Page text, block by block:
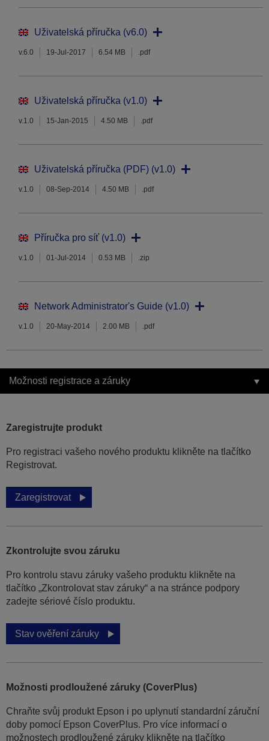
Uživatelská příručka (v6.0)
v.6.0 19-Jul-2017 6.54 MB .pdf
Uživatelská příručka (v1.0)
v.1.0 15-Jan-2015 4.50 MB .pdf
Uživatelská příručka (PDF) (v1.0)
v.1.0 08-Sep-2014 4.50 MB .pdf
Příručka pro síť (v1.0)
v.1.0 01-Jul-2014 0.53 MB .zip
Network Administrator's Guide (v1.0)
v.1.0 20-May-2014 2.00 MB .pdf
Možnosti registrace a záruky
Zaregistrujte produkt
Pro registraci vašeho nového produktu klikněte na tlačítko
Registrovat.
Zaregistrovat
Zkontrolujte svou záruku
Pro kontrolu stavu záruky vašeho produktu klikněte na
tlačítko „Zkontrolovat stav záruky“ a na stránce podpory
zadejte sériové číslo produktu.
Stav ověření záruky
Možnosti prodloužené záruky (CoverPlus)
Chraňte svůj produkt Epson i po uplynutí standardní záruční
doby pomocí Epson CoverPlus. Pro více informací o
možnostech prodloužené záruky klikněte na tlačítko